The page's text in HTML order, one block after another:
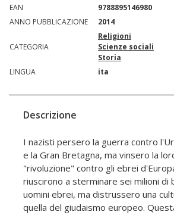
EAN
9788895146980
ANNO PUBBLICAZIONE
2014
CATEGORIA
Religioni
Scienze sociali
Storia
LINGUA
ita
Descrizione
I nazisti persero la guerra contro
e la Gran Bretagna, ma vinsero la
"rivoluzione" contro gli ebrei
riuscirono a sterminare sei milioni di
uomini ebrei, ma distrussero una
quella del giudaismo europeo.